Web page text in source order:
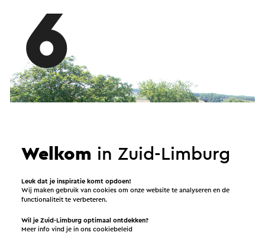
6
Welkom in Zuid-Limburg
Leuk dat je inspiratie komt opdoen!
Wij maken gebruik van cookies om onze website te analyseren en de
functionaliteit te verbeteren.
Wil je Zuid-Limburg optimaal ontdekken?
Meer info vind je in onscookiebeleid